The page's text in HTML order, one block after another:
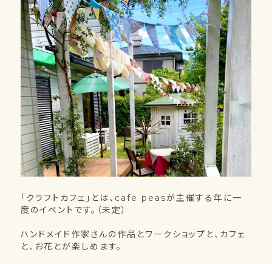
「クラフトカフェ」とは、cafe peasが主催する年に一
度のイベントです。（未定）
ハンドメイド作家さんの作品とワークショップと、カフェ
と、お花とが楽しめます。